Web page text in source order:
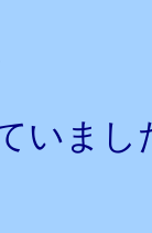
いまし